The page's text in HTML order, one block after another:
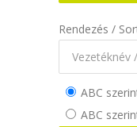
Rendezés /
ABC
ABC